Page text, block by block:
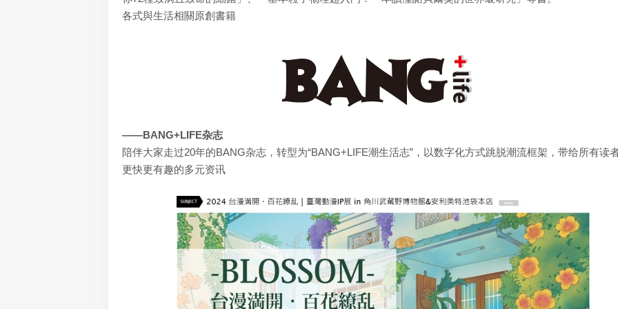
各式與生活相關原創書籍
——BANG+LIFE杂志
陪伴大家走过20年的BANG杂志，转型为“BANG+LIFE潮生活志”，以数字化方式跳脱潮流框架，带给所有读
更快更有趣的多元资讯